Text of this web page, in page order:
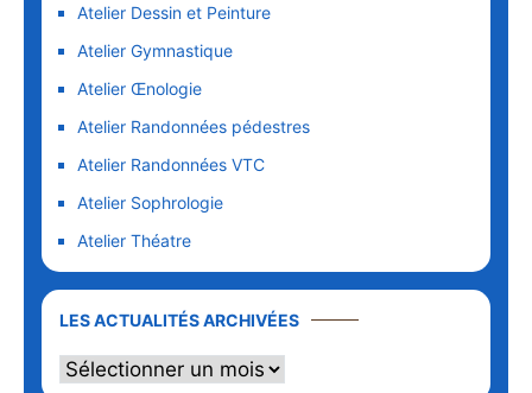
Atelier Dessin et Peinture
Atelier Gymnastique
Atelier Œnologie
Atelier Randonnées pédestres
Atelier Randonnées VTC
Atelier Sophrologie
Atelier Théatre
LES ACTUALITÉS ARCHIVÉES